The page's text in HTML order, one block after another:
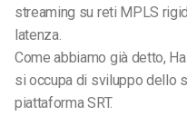
streaming su reti MPLS
latenza.
Come abbiamo già detto,
si occupa di sviluppo dello
piattaforma SRT.